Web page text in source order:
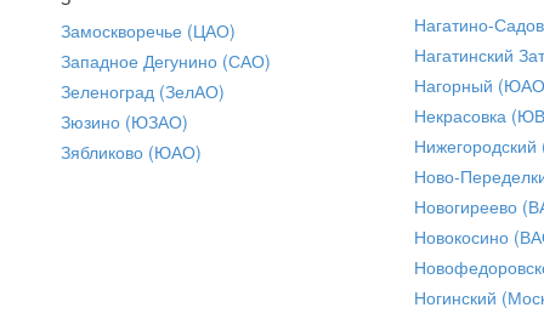
Замоскворечье (ЦАО)
Западное Дегунино (САО)
Зеленоград (ЗелАО)
Зюзино (ЮЗАО)
Зябликово (ЮАО)
Нагатино-
Нагатинский
Нагорный
Некрасовка
Ново-
Новогиреево
Новокосино
Ногинский